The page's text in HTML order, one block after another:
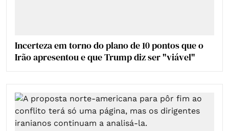
Incerteza em torno do plano de 10 pontos que o
Irão apresentou e que Trump diz ser "viável"